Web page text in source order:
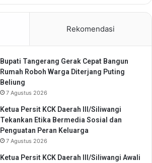
Rekomendasi
Bupati Tangerang Gerak Cepat Bangun
Rumah Roboh Warga Diterjang Puting
Beliung
7 Agustus 2026
Ketua Persit KCK Daerah III/Siliwangi
Tekankan Etika Bermedia Sosial dan
Penguatan Peran Keluarga
7 Agustus 2026
Ketua Persit KCK Daerah III/Siliwangi Awali